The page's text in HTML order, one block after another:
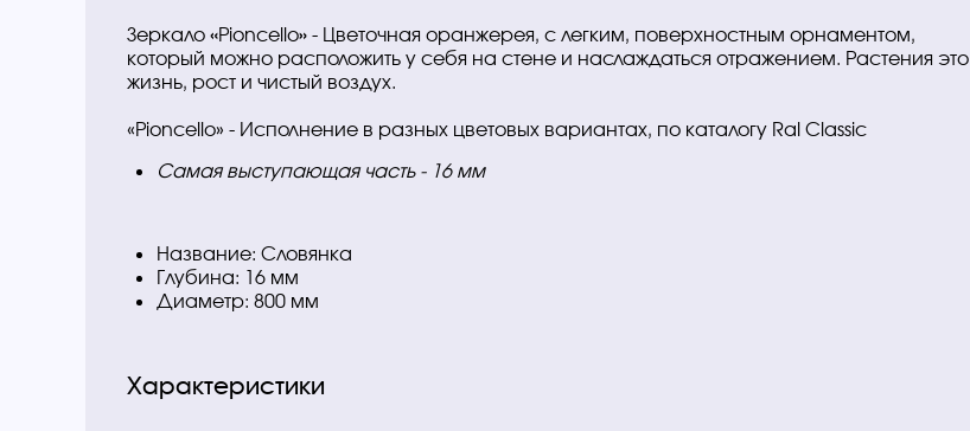
Зеркало «Pioncello» - Цветочная оранжерея, с легким, поверхностным орнаментом,
который можно расположить у себя на стене и наслаждаться отражением. Растения это
жизнь, рост и чистый воздух.
«Pioncello» - Исполнение в разных цветовых вариантах, по каталогу Ral Classic
Самая выступающая часть - 16 мм
Название: Словянка
Глубина: 16 мм
Диаметр: 800 мм
Характеристики